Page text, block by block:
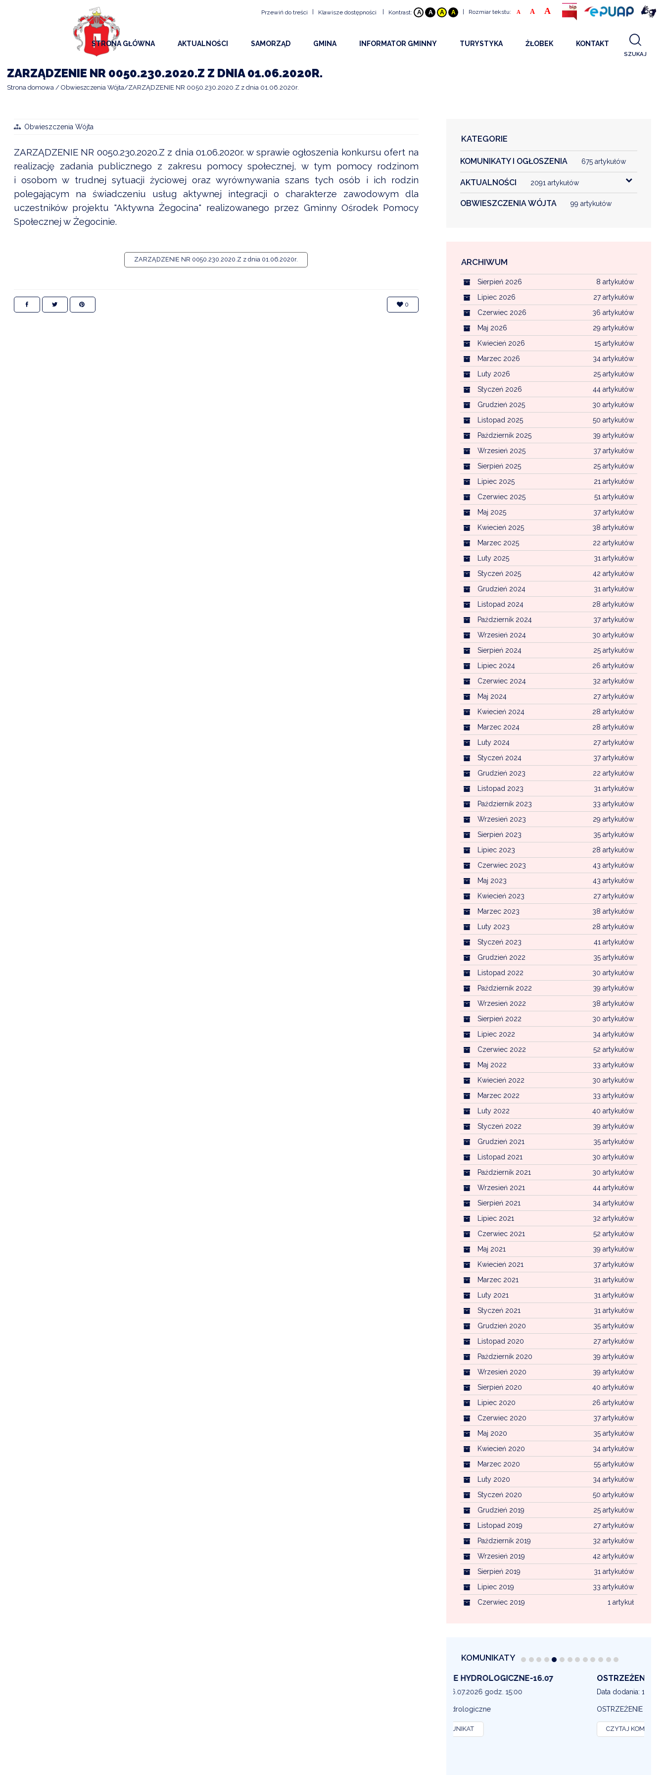
Przewiń do treści |
Klawisze dostępności
ALT
ALT +
Wyszukiwarka ALT +
| Kontrast: A A A A | Rozmiar tekstu: A A A
STRONA GŁÓWNA AKTUALNOŚCI
KOMUNIKATY I OGŁOSZENIA
SAMORZĄD
URZĄD
GMINA INFORMATOR GMINNY
PARAFIE
STOWARZYSZENIA I ORGANIZACJE
EKOINTERWENCJA
WFOŚ CZYSTE POWIETRZE
CENTRALNA EWIDENCJA EMISYJNOŚCI
GOSPODARKA ODPADAMI KOMUNALNYMI
KOMUNIKACJA
TURYSTYKA ŻŁOBEK
KONTAKT
KONTAKT
SZUKAJ
ZARZĄDZENIE NR 0050.230.2020.Z Z DNIA 01.06.2020R.
Strona domowa Obwieszczenia Wójta ZARZĄDZENIE NR 0050.230.2020.Z z dnia 01.06.2020r.
Obwieszczenia Wójta
ZARZĄDZENIE NR 0050.230.2020.Z z dnia 01.06.2020r. w sprawie ogłoszenia konkursu ofert na
realizację zadania publicznego z zakresu pomocy społecznej, w tym pomocy rodzinom
i osobom w trudnej sytuacji życiowej oraz wyrównywania szans tych osób i ich rodzin
polegającym na świadczeniu usług aktywnej integracji o charakterze zawodowym dla
uczestników projektu "Aktywna Żegocina" realizowanego przez Gminny Ośrodek Pomocy
Społecznej w Żegocinie.
ZARZĄDZENIE NR 0050.230.2020.Z z dnia 01.06.2020r.
0
KATEGORIE
KOMUNIKATY I OGŁOSZENIA 675 artykułów
AKTUALNOŚCI 2091 artykułów
OBWIESZCZENIA WÓJTA 99 artykułów
ARCHIWUM
8 artykułów
Sierpień 2026
27 artykułów
Lipiec 2026
36 artykułów
Czerwiec 2026
29 artykułów
Maj 2026
15 artykułów
Kwiecień 2026
34 artykułów
Marzec 2026
25 artykułów
Luty 2026
44 artykułów
Styczeń 2026
30 artykułów
Grudzień 2025
50 artykułów
Listopad 2025
39 artykułów
Październik 2025
37 artykułów
Wrzesień 2025
25 artykułów
Sierpień 2025
21 artykułów
Lipiec 2025
51 artykułów
Czerwiec 2025
37 artykułów
Maj 2025
38 artykułów
Kwiecień 2025
22 artykułów
Marzec 2025
31 artykułów
Luty 2025
42 artykułów
Styczeń 2025
31 artykułów
Grudzień 2024
28 artykułów
Listopad 2024
37 artykułów
Październik 2024
30 artykułów
Wrzesień 2024
25 artykułów
Sierpień 2024
26 artykułów
Lipiec 2024
32 artykułów
Czerwiec 2024
27 artykułów
Maj 2024
28 artykułów
Kwiecień 2024
28 artykułów
Marzec 2024
27 artykułów
Luty 2024
37 artykułów
Styczeń 2024
22 artykułów
Grudzień 2023
31 artykułów
Listopad 2023
33 artykułów
Październik 2023
29 artykułów
Wrzesień 2023
35 artykułów
Sierpień 2023
28 artykułów
Lipiec 2023
43 artykułów
Czerwiec 2023
43 artykułów
Maj 2023
27 artykułów
Kwiecień 2023
38 artykułów
Marzec 2023
28 artykułów
Luty 2023
41 artykułów
Styczeń 2023
35 artykułów
Grudzień 2022
30 artykułów
Listopad 2022
39 artykułów
Październik 2022
38 artykułów
Wrzesień 2022
30 artykułów
Sierpień 2022
34 artykułów
Lipiec 2022
52 artykułów
Czerwiec 2022
33 artykułów
Maj 2022
30 artykułów
Kwiecień 2022
33 artykułów
Marzec 2022
40 artykułów
Luty 2022
39 artykułów
Styczeń 2022
35 artykułów
Grudzień 2021
30 artykułów
Listopad 2021
30 artykułów
Październik 2021
44 artykułów
Wrzesień 2021
34 artykułów
Sierpień 2021
32 artykułów
Lipiec 2021
52 artykułów
Czerwiec 2021
39 artykułów
Maj 2021
37 artykułów
Kwiecień 2021
31 artykułów
Marzec 2021
31 artykułów
Luty 2021
31 artykułów
Styczeń 2021
35 artykułów
Grudzień 2020
27 artykułów
Listopad 2020
39 artykułów
Październik 2020
39 artykułów
Wrzesień 2020
40 artykułów
Sierpień 2020
26 artykułów
Lipiec 2020
37 artykułów
Czerwiec 2020
35 artykułów
Maj 2020
34 artykułów
Kwiecień 2020
55 artykułów
Marzec 2020
34 artykułów
Luty 2020
50 artykułów
Styczeń 2020
25 artykułów
Grudzień 2019
27 artykułów
Listopad 2019
32 artykułów
Październik 2019
42 artykułów
Wrzesień 2019
31 artykułów
Sierpień 2019
33 artykułów
Lipiec 2019
1 artykuł
Czerwiec 2019
KOMUNIKATY
OSTRZEŻENIE METEOROLOGICZNE 16-07
Data dodania: 16.07.2026 godz. 14:30
OSTRZEŻENIE METEOROLOGICZNE
CZYTAJ KOMUNIKAT